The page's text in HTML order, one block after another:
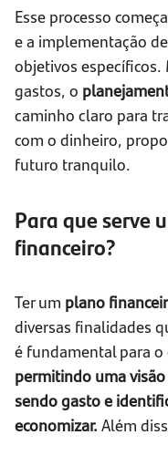
Esse processo
e a implementação
objetivos
gastos, o
caminho claro para
com o dinheiro,
futuro tranquilo.
Para que serve
financeiro?
Ter um plano
diversas finalidades
é fundamental para
permitindo uma
sendo gasto e
economizar. Além